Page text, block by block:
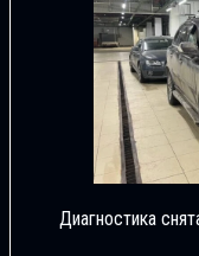
Диагностика